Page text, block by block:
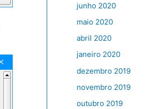
junho 2020
maio 2020
abril 2020
janeiro 2020
dezembro 2019
novembro 2019
outubro 2019